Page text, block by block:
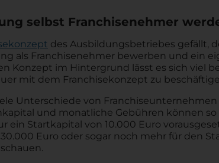
selbst Franchisenehmer
des Ausbildungsbetriebes gefällt,
als Franchisenehmer bewerben und ein
Konzept im Hintergrund lässt es sich viel
mit dem Franchisekonzept zu
Unterschiede von
und monatliche Gebühren können
ein Startkapital von 10.000 Euro
Euro oder sogar noch mehr für den